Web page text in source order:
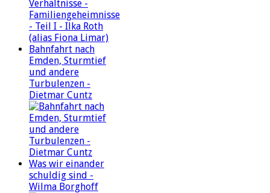
Bahnfahrt nach
Emden, Sturmtief
und andere
Turbulenzen -
Dietmar Cuntz
Was wir einander
schuldig sind -
Wilma Borghoff